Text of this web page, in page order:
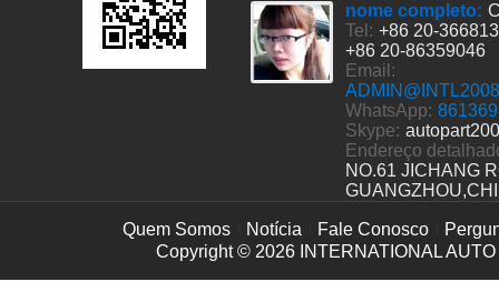
nome completo:
Tel: +86 20-
+86 20-86359046
Email:
WhatsApp:
Skype:
Endereço
NO.61 JICHANG
Quem Somos Notícia Fale Conosco
Copyright © 2026 INTERNATIONAL